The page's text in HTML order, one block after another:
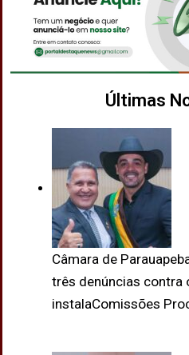
Últimas
Câmara de
três denúncias contra
instalaComissões